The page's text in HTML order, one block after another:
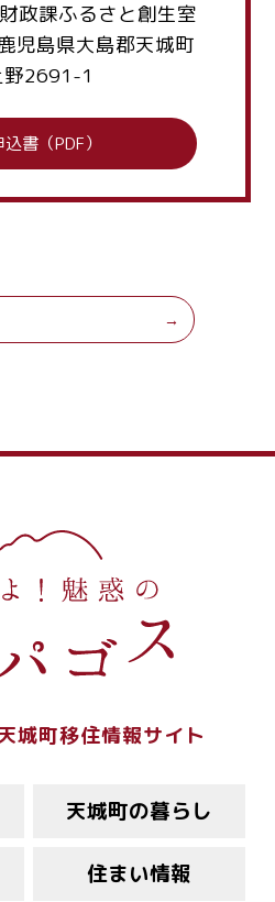
政課ふるさと創生室
島県大島郡天城町
野2691-1
書（PDF）
城町移住情報サイト
天城町の暮らし
住まい情報